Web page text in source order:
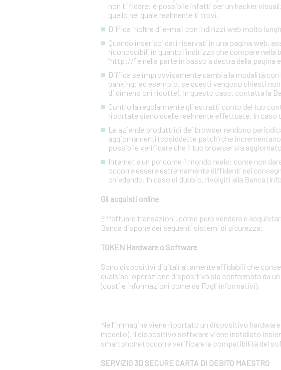
non ti fidare: è possibile infatti per un hacker
quello nel quale realmente ti trovi.
Diffida inoltre di e-mail con indirizzi web molto
Quando inserisci dati riservati in una pagina web,
riconoscibili in quanto l’indirizzo che compare
“http://” e nella parte in basso a destra della pagina
Diffida se improvvisamente cambia la modalità
banking: ad esempio, se questi vengono chiesti
di dimensioni ridotte). In questo caso, contatta la
Controlla regolarmente gli estratti conto del tuo
riportate siano quelle realmente effettuate. In caso
Le aziende produttrici dei browser rendono
aggiornamenti (cosiddette patch) che
possibile verificare che il tuo browser sia
Internet è un po’ come il mondo reale: come non
occorre essere estremamente diffidenti nel
chiedendo. In caso di dubbio, rivolgiti alla Banca
Gli acquisti online
Effettuare transazioni, come pure vendere e
Banca dispone dei seguenti sistemi di sicurezza:
TOKEN Hardware o Software
Sono dispositivi digitali altamente affidabili che
qualsiasi operazione dispositiva sia confermata da
(costi e informazioni come da Fogli informativi).
Nell’immagine viene riportato un dispositivo
modello). Il dispositivo software viene installato
smartphone (occorre verificare la compatibilità del
SERVIZIO 3D SECURE CARTA DI DEBITO MAESTRO